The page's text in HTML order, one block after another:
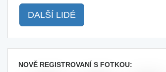
DALŠÍ LIDÉ
NOVĚ REGISTROVANÍ S FOTKOU: